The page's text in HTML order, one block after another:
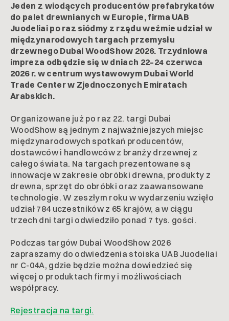
Jeden z wiodących producentów prefabrykatów
do palet drewnianych w Europie, firma UAB
Juodeliai po raz siódmy z rzędu weźmie udział w
międzynarodowych targach przemysłu
drzewnego Dubai WoodShow 2026. Trzydniowa
impreza odbędzie się w dniach 22–24 czerwca
2026 r. w centrum wystawowym Dubai World
Trade Center w Zjednoczonych Emiratach
Arabskich.
Organizowane już po raz 22. targi Dubai
WoodShow są jednym z najważniejszych miejsc
międzynarodowych spotkań producentów,
dostawców i handlowców z branży drzewnej z
całego świata. Na targach prezentowane są
innowacje w zakresie obróbki drewna, produkty z
drewna, sprzęt do obróbki oraz zaawansowane
technologie. W zeszłym roku w wydarzeniu wzięło
udział 784 uczestników z 65 krajów, a w ciągu
trzech dni targi odwiedziło ponad 7 tys. gości.
Podczas targów Dubai WoodShow 2026
zapraszamy do odwiedzenia stoiska UAB Juodeliai
nr C-04A, gdzie będzie można dowiedzieć się
więcej o produktach firmy i możliwościach
współpracy.
Rejestracja na targi.